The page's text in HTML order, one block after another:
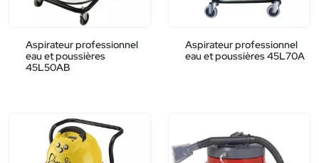
Aspirateur professionnel
eau et poussières
45L50AB
Aspirateur professionnel
eau et poussières 45L70A